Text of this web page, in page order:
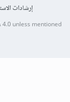
إرشادات
4.0unless mentioned